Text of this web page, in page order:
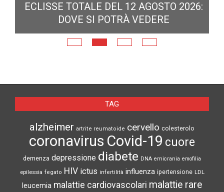
ECLISSE TOTALE DEL 12 AGOSTO 2026:
DOVE SI POTRÀ VEDERE
TAG
alzheimer artrite reumatoide cervello colesterolo
coronavirus Covid-19 cuore
demenza depressione diabete DNA emicrania emofilia
epilessia fegato HIV ictus infertilità influenza ipertensione LDL
leucemia malattie cardiovascolari malattie rare